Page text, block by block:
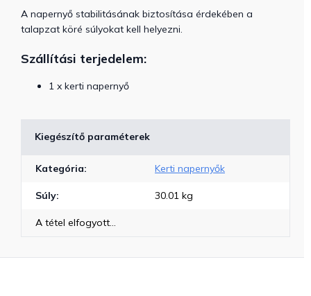
A napernyő stabilitásának biztosítása érdekében a
talapzat köré súlyokat kell helyezni.
Szállítási terjedelem:
1 x kerti napernyő
Kiegészítő paraméterek
Kategória: Kerti napernyők
Súly: 30.01 kg
A tétel elfogyott…